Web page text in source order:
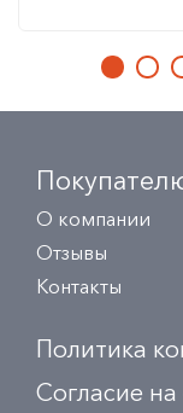
О компании
Отзывы
Контакты
Политика
Согласие